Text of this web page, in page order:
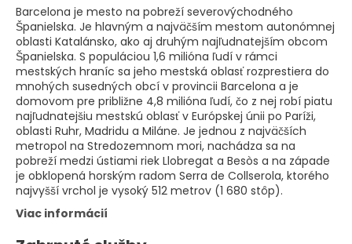
Barcelona je mesto na pobreží severovýchodného
Španielska. Je hlavným a najväčším mestom autonómnej
oblasti Katalánsko, ako aj druhým najľudnatejším obcom
Španielska. S populáciou 1,6 milióna ľudí v rámci
mestských hraníc sa jeho mestská oblasť rozprestiera do
mnohých susedných obcí v provincii Barcelona a je
domovom pre približne 4,8 milióna ľudí, čo z nej robí piatu
najľudnatejšiu mestskú oblasť v Európskej únii po Paríži,
oblasti Ruhr, Madridu a Miláne. Je jednou z najväčších
metropol na Stredozemnom mori, nachádza sa na
pobreží medzi ústiami riek Llobregat a Besòs a na západe
je obklopená horským radom Serra de Collserola, ktorého
najvyšší vrchol je vysoký 512 metrov (1 680 stôp).
Viac informácií